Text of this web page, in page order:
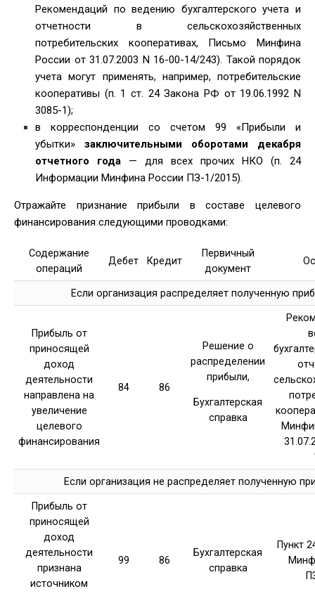
Рекомендаций по ведению бухгалтерского учета и
отчетности в сельскохозяйственных
потребительских кооперативах, Письмо Минфина
России от 31.07.2003 N 16-00-14/243). Такой порядок
учета могут применять, например, потребительские
кооперативы (п. 1 ст. 24 Закона РФ от 19.06.1992 N
3085-1);
в корреспонденции со счетом 99 «Прибыли и
убытки» заключительными оборотами декабря
отчетного года — для всех прочих НКО (п. 24
Информации Минфина России ПЗ-1/2015).
Отражайте признание прибыли в составе целевого
финансирования следующими проводками:
Содержание
операций
Дебет Кредит
Первичный
документ
Если организация распределяет полученную
Прибыль от
приносящей
доход
деятельности
направлена на
увеличение
целевого
финансирования
84 86
Решение о
распределении
прибыли,
Бухгалтерская
справка
Если организация не распределяет полученную
Прибыль от
приносящей
доход
деятельности
признана
источником
99 86
Бухгалтерская
справка
Пункт